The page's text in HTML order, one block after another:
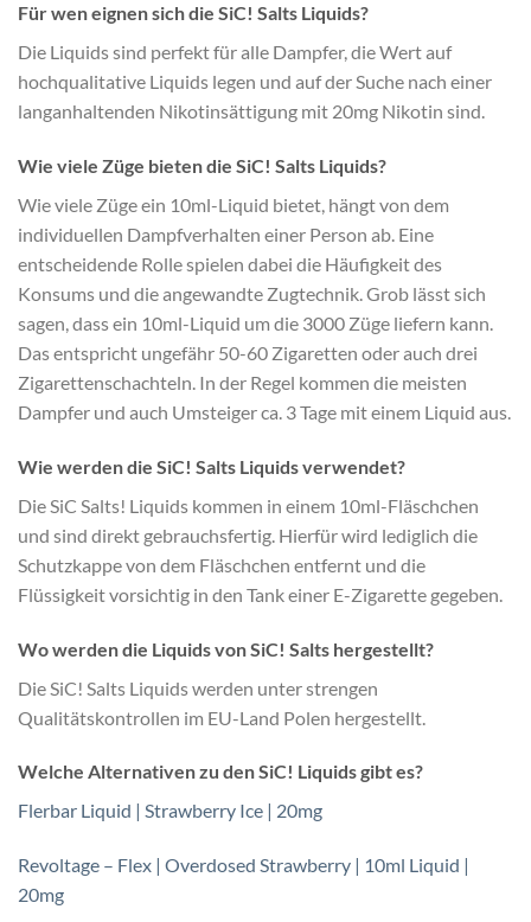
Für wen eignen sich die SiC! Salts Liquids?
Die Liquids sind perfekt für alle Dampfer, die Wert auf
hochqualitative Liquids legen und auf der Suche nach einer
langanhaltenden Nikotinsättigung mit 20mg Nikotin sind.
Wie viele Züge bieten die SiC! Salts Liquids?
Wie viele Züge ein 10ml-Liquid bietet, hängt von dem
individuellen Dampfverhalten einer Person ab. Eine
entscheidende Rolle spielen dabei die Häufigkeit des
Konsums und die angewandte Zugtechnik. Grob lässt sich
sagen, dass ein 10ml-Liquid um die 3000 Züge liefern kann.
Das entspricht ungefähr 50-60 Zigaretten oder auch drei
Zigarettenschachteln. In der Regel kommen die meisten
Dampfer und auch Umsteiger ca. 3 Tage mit einem Liquid aus.
Wie werden die SiC! Salts Liquids verwendet?
Die SiC Salts! Liquids kommen in einem 10ml-Fläschchen
und sind direkt gebrauchsfertig. Hierfür wird lediglich die
Schutzkappe von dem Fläschchen entfernt und die
Flüssigkeit vorsichtig in den Tank einer E-Zigarette gegeben.
Wo werden die Liquids von SiC! Salts hergestellt?
Die SiC! Salts Liquids werden unter strengen
Qualitätskontrollen im EU-Land Polen hergestellt.
Welche Alternativen zu den SiC! Liquids gibt es?
Flerbar Liquid | Strawberry Ice | 20mg
Revoltage – Flex | Overdosed Strawberry | 10ml Liquid |
20mg